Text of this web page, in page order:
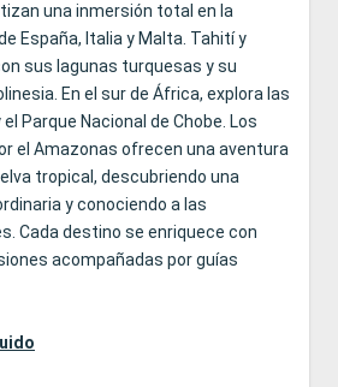
una inmersión total en la
España, Italia y Malta. Tahití y
sus lagunas turquesas y su
En el sur de África, explora las
Parque Nacional de Chobe. Los
el Amazonas ofrecen una aventura
tropical, descubriendo una
y conociendo a las
Cada destino se enriquece con
acompañadas por guías